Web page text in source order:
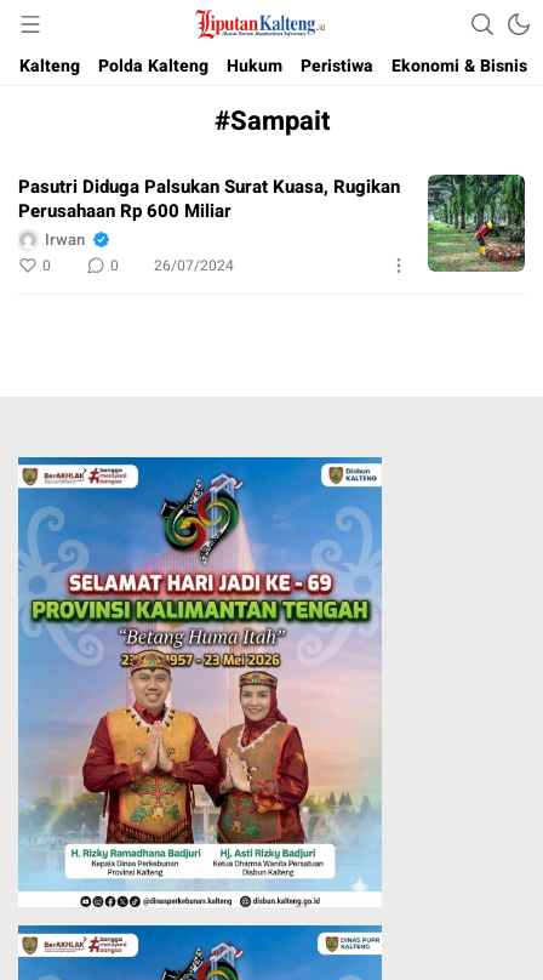
Liputan Kalteng
Akurat, Terpercaya & Independent
Kalteng
Polda Kalteng Hukum Peristiwa Ekonomi & Bisnis
#Sampait
Pasutri Diduga Palsukan Surat Kuasa, Rugikan
Perusahaan Rp 600 Miliar
Irwan
0 0 26/07/2024